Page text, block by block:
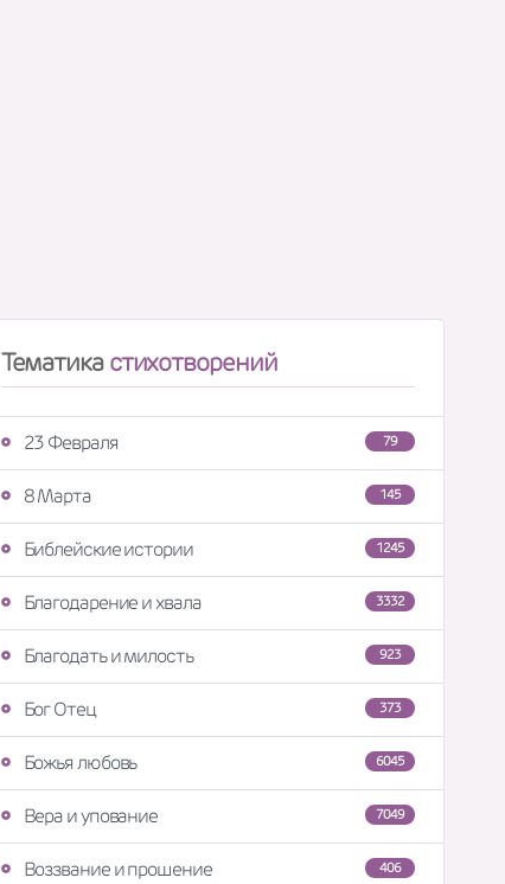
Тематикастихотворений
79
23 Февраля
145
8 Марта
1245
Библейские истории
3332
Благодарение и хвала
923
Благодать и милость
373
Бог Отец
6045
Божья любовь
7049
Вера и упование
406
Воззвание и прошение